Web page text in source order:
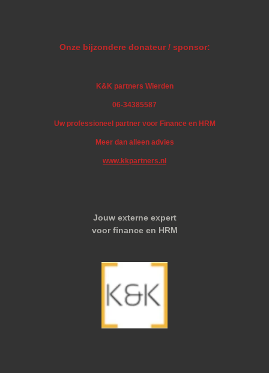
Onze bijzondere donateur / sponsor:
K&K partners Wierden
06-34385587
Uw professioneel partner voor Finance en HRM
Meer dan alleen advies
www.kkpartners.nl
Jouw externe expert
voor finance en HRM